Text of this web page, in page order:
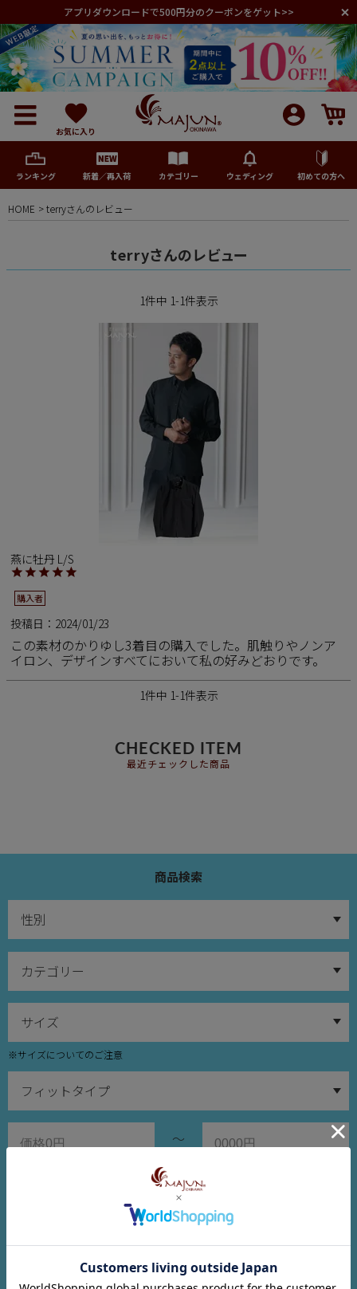
アプリダウンロードで500円分のクーポンをゲット>>
お気に入り
ランキング 新着／再入荷 カテゴリー ウェディング 初めての方へ
メンズ
アウトレット
サイズから探す
レーベルから探す
HOME terryさんのレビュー
terryさんのレビュー
1件中 1-1件表示
燕に牡丹 L/S
購入者
投稿日 2024/01/23
この素材のかりゆし3着目の購入でした。肌触りやノンア
イロン、デザインすべてにおいて私の好みどおりです。
1件中 1-1件表示
CHECKED ITEM
最近チェックした商品
商品検索
※サイズについてのご注意
～
在庫ありのみ検索
検索する